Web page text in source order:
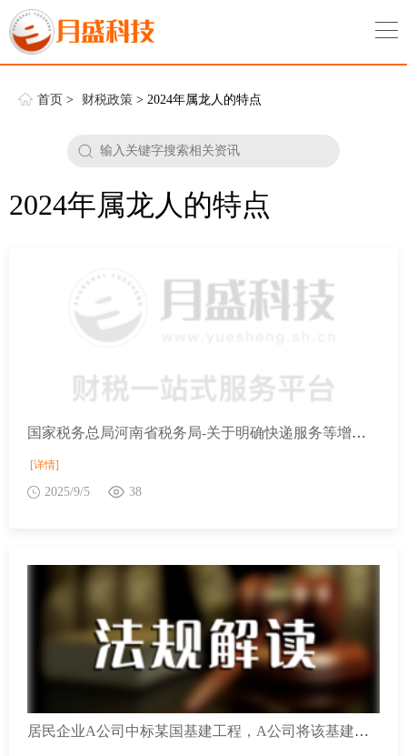
首页 > 财税政策 > 2024年属龙人的特点
2024年属龙人的特点
国家税务总局河南省税务局-关于明确快递服务等增值税政策的公告
[详情]
2025/9/5 38
居民企业A公司中标某国基建工程，A公司将该基建工程分包给居民企业B公司进行工程实施，B公司取得A公司支付的工程分包款，该部分来源于境外的工程施工所得已由总承包方A公司在境外缴纳了企业所得税性质的税额，B公司无法取得完税凭证，请问B公司怎么办理境外所得税收抵免？